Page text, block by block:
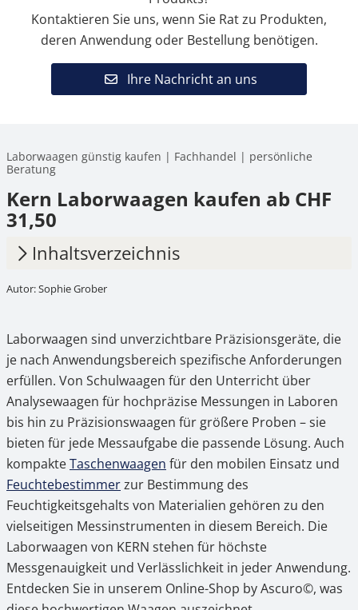
Kontaktieren Sie uns, wenn Sie Rat zu Produkten,
deren Anwendung oder Bestellung benötigen.
Ihre Nachricht an uns
Laborwaagen günstig kaufen | Fachhandel | persönliche
Beratung
Kern Laborwaagen kaufen ab CHF
31,50
Inhaltsverzeichnis
1. Was sind Laborwaagen?
3. Die Arten von Laborwaagen
Analysewaagen
3.2 Präzisionswaagen
3.3 Schulwaagen
4. Immer präzise messen mit dem Ascuro©-
Kalibrierservice
5. KERN-Laborwaagen kaufen im Online-Shop
by Ascuro©
Autor: Sophie Grober
Laborwaagen sind unverzichtbare Präzisionsgeräte, die
je nach Anwendungsbereich spezifische Anforderungen
erfüllen. Von Schulwaagen für den Unterricht über
Analysewaagen für hochpräzise Messungen in Laboren
bis hin zu Präzisionswaagen für größere Proben – sie
bieten für jede Messaufgabe die passende Lösung. Auch
kompakteTaschenwaagen für den mobilen Einsatz und
Feuchtebestimmerzur Bestimmung des
Feuchtigkeitsgehalts von Materialien gehören zu den
vielseitigen Messinstrumenten in diesem Bereich. Die
Laborwaagen von KERN stehen für höchste
Messgenauigkeit und Verlässlichkeit in jeder Anwendung.
Entdecken Sie in unserem Online-Shop by Ascuro©, was